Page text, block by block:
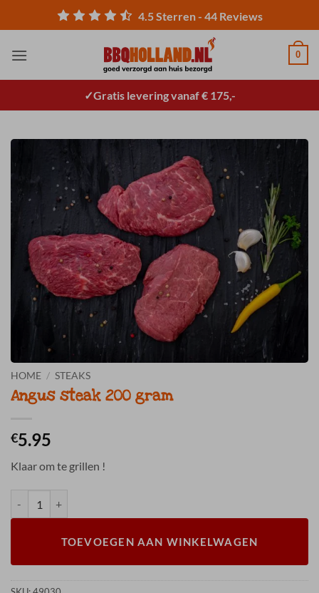
naar
4.5Sterren - 44Reviews
0
Gratis levering vanaf € 175,-
HOME / STEAKS
Angus steak 200 gram
€5.95
Klaar om te grillen !
TOEVOEGEN AAN WINKELWAGEN